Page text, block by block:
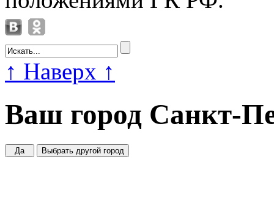
↑ Наверх ↑
Ваш город Санкт-
Да Выбрать другой город